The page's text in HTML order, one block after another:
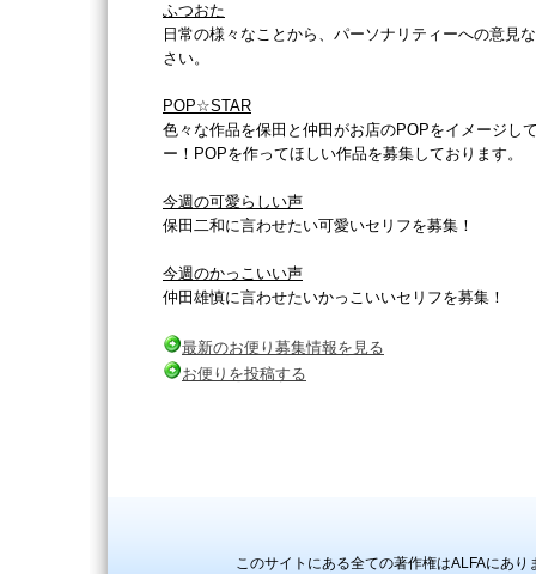
ふつおた
日常の様々なことから、パーソナリティーへの意見
さい。
POP☆STAR
色々な作品を保田と仲田がお店のPOPをイメージし
ー！POPを作ってほしい作品を募集しております。
今週の可愛らしい声
保田二和に言わせたい可愛いセリフを募集！
今週のかっこいい声
仲田雄慎に言わせたいかっこいいセリフを募集！
最新のお便り募集情報を見る
お便りを投稿する
このサイトにある全ての著作権はALFAにあ